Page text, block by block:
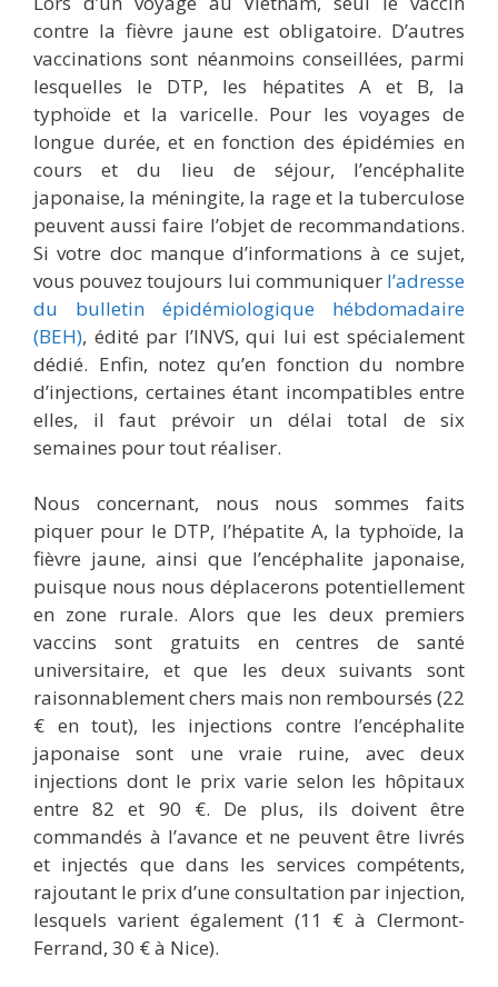
contre la fièvre jaune est obligatoire. D’autres
vaccinations sont néanmoins conseillées, parmi
lesquelles le DTP, les hépatites A et B, la
typhoïde et la varicelle. Pour les voyages de
longue durée, et en fonction des épidémies en
cours et du lieu de séjour, l’encéphalite
japonaise, la méningite, la rage et la tuberculose
peuvent aussi faire l’objet de recommandations.
Si votre doc manque d’informations à ce sujet,
vous pouvez toujours lui communiquer l’adresse
du bulletin épidémiologique hébdomadaire
(BEH), édité par l’INVS, qui lui est spécialement
dédié. Enfin, notez qu’en fonction du nombre
d’injections, certaines étant incompatibles entre
elles, il faut prévoir un délai total de six
semaines pour tout réaliser.
Nous concernant, nous nous sommes faits
piquer pour le DTP, l’hépatite A, la typhoïde, la
fièvre jaune, ainsi que l’encéphalite japonaise,
puisque nous nous déplacerons potentiellement
en zone rurale. Alors que les deux premiers
vaccins sont gratuits en centres de santé
universitaire, et que les deux suivants sont
raisonnablement chers mais non remboursés (22
€ en tout), les injections contre l’encéphalite
japonaise sont une vraie ruine, avec deux
injections dont le prix varie selon les hôpitaux
entre 82 et 90 €. De plus, ils doivent être
commandés à l’avance et ne peuvent être livrés
et injectés que dans les services compétents,
rajoutant le prix d’une consultation par injection,
lesquels varient également (11 € à Clermont-
Ferrand, 30 € à Nice).